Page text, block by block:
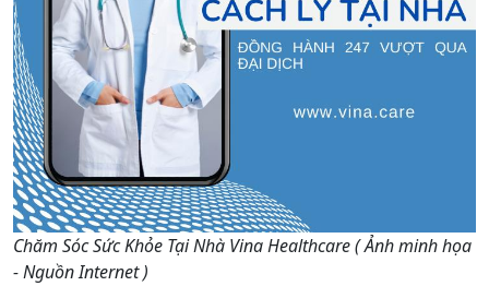
Chăm Sóc Sức Khỏe Tại Nhà Vina Healthcare ( Ảnh minh họa
- Nguồn Internet )